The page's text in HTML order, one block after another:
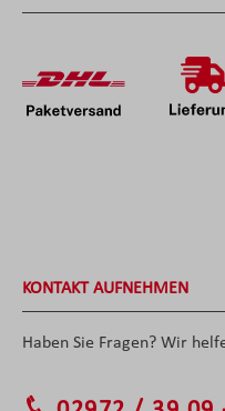
KONTAKT AUFNEHMEN
Haben Sie Fragen? Wir